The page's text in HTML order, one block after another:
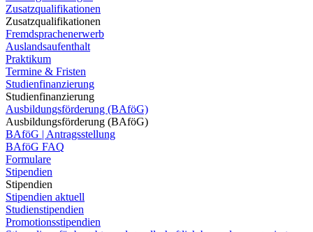
Zusatzqualifikationen
Zusatzqualifikationen
Fremdsprachenerwerb
Auslandsaufenthalt
Praktikum
Termine & Fristen
Studienfinanzierung
Studienfinanzierung
Ausbildungsförderung (BAföG)
Ausbildungsförderung (BAföG)
BAföG | Antragsstellung
BAföG FAQ
Formulare
Stipendien
Stipendien
Stipendien aktuell
Studienstipendien
Promotionsstipendien